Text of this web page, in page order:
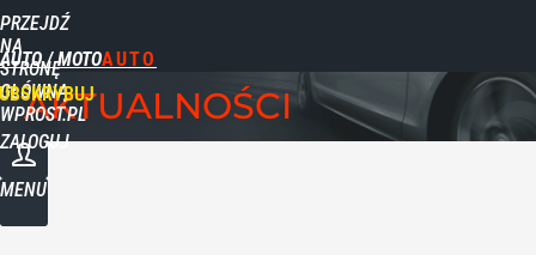
PRZEJDŹ
NA
STRONĘ
GŁÓWNĄ
WPROST.PL
AUTO / MOTO
ZALOGUJ
MENU
AKTUALNOŚCI